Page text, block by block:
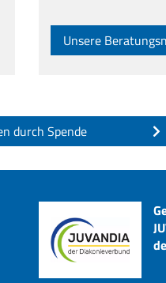
Unsere
durch Spende